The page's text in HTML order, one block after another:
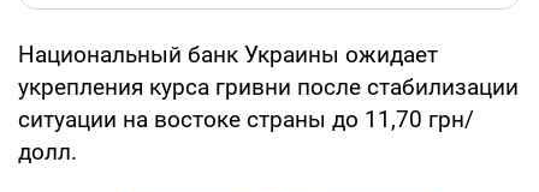
Национальный банк Украины ожидает
укрепления курса гривни после стабилизации
ситуации на востоке страны до 11,70 грн/
долл.